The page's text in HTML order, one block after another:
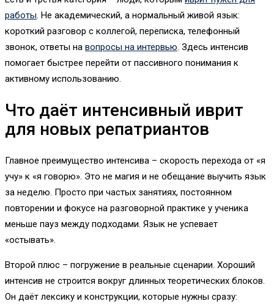
работы . Не академический, а нормальный живой язык:
короткий разговор с коллегой, переписка, телефонный
звонок, ответы на вопросы на интервью . Здесь интенсив
помогает быстрее перейти от пассивного понимания к
активному использованию.
Что даёт интенсивный иврит
для новых репатриантов
Главное преимущество интенсива – скорость перехода от «я
учу» к «я говорю». Это не магия и не обещание выучить язык
за неделю. Просто при частых занятиях, постоянном
повторении и фокусе на разговорной практике у ученика
меньше пауз между подходами. Язык не успевает
«остывать».
Второй плюс – погружение в реальные сценарии. Хороший
интенсив не строится вокруг длинных теоретических блоков.
Он даёт лексику и конструкции, которые нужны сразу: